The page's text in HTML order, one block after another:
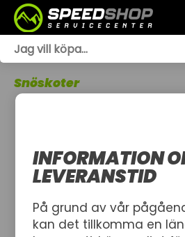
Snöskoter
INFORMATION
LEVERANSTID
På grund av vår
kan det tillkomma en